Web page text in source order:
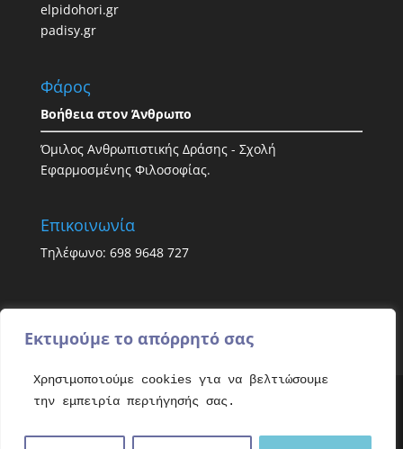
Εκτιμούμε το απόρρητό σας
Χρησιμοποιούμε cookies για να βελτιώσουμε
την εμπειρία περιήγησής σας.
elpidohori.gr
padisy.gr
Φάρος
Βοήθεια στον Άνθρωπο
Όμιλος Ανθρωπιστικής Δράσης - Σχολή
Εφαρμοσμένης Φιλοσοφίας.
Επικοινωνία
Τηλέφωνο: 698 9648 727